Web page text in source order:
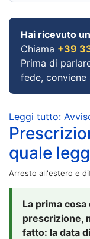
Hai ricevuto
Chiama +39
Prima di
fede,
Leggi tutto:
quale
Arresto all'estero e
La prima
prescrizione,
fatto: la data